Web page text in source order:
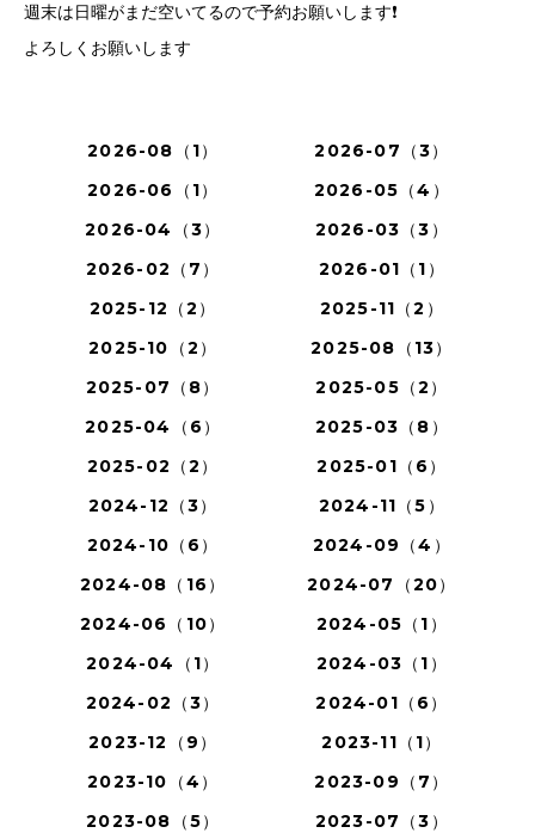
週末は日曜がまだ空いてるので予約お願いします❗
よろしくお願いします
2026-08（1）
2026-07（3）
2026-06（1）
2026-05（4）
2026-04（3）
2026-03（3）
2026-02（7）
2026-01（1）
2025-12（2）
2025-11（2）
2025-10（2）
2025-08（13）
2025-07（8）
2025-05（2）
2025-04（6）
2025-03（8）
2025-02（2）
2025-01（6）
2024-12（3）
2024-11（5）
2024-10（6）
2024-09（4）
2024-08（16）
2024-07（20）
2024-06（10）
2024-05（1）
2024-04（1）
2024-03（1）
2024-02（3）
2024-01（6）
2023-12（9）
2023-11（1）
2023-10（4）
2023-09（7）
2023-08（5）
2023-07（3）